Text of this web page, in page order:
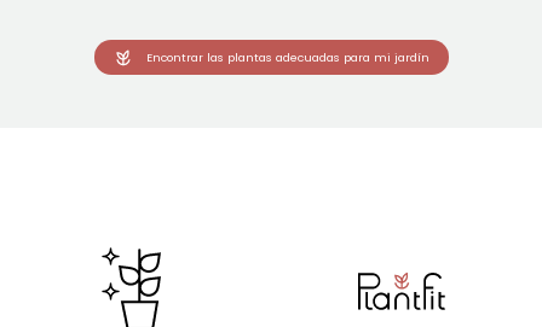
Encontrar las plantas adecuadas para mi jardín